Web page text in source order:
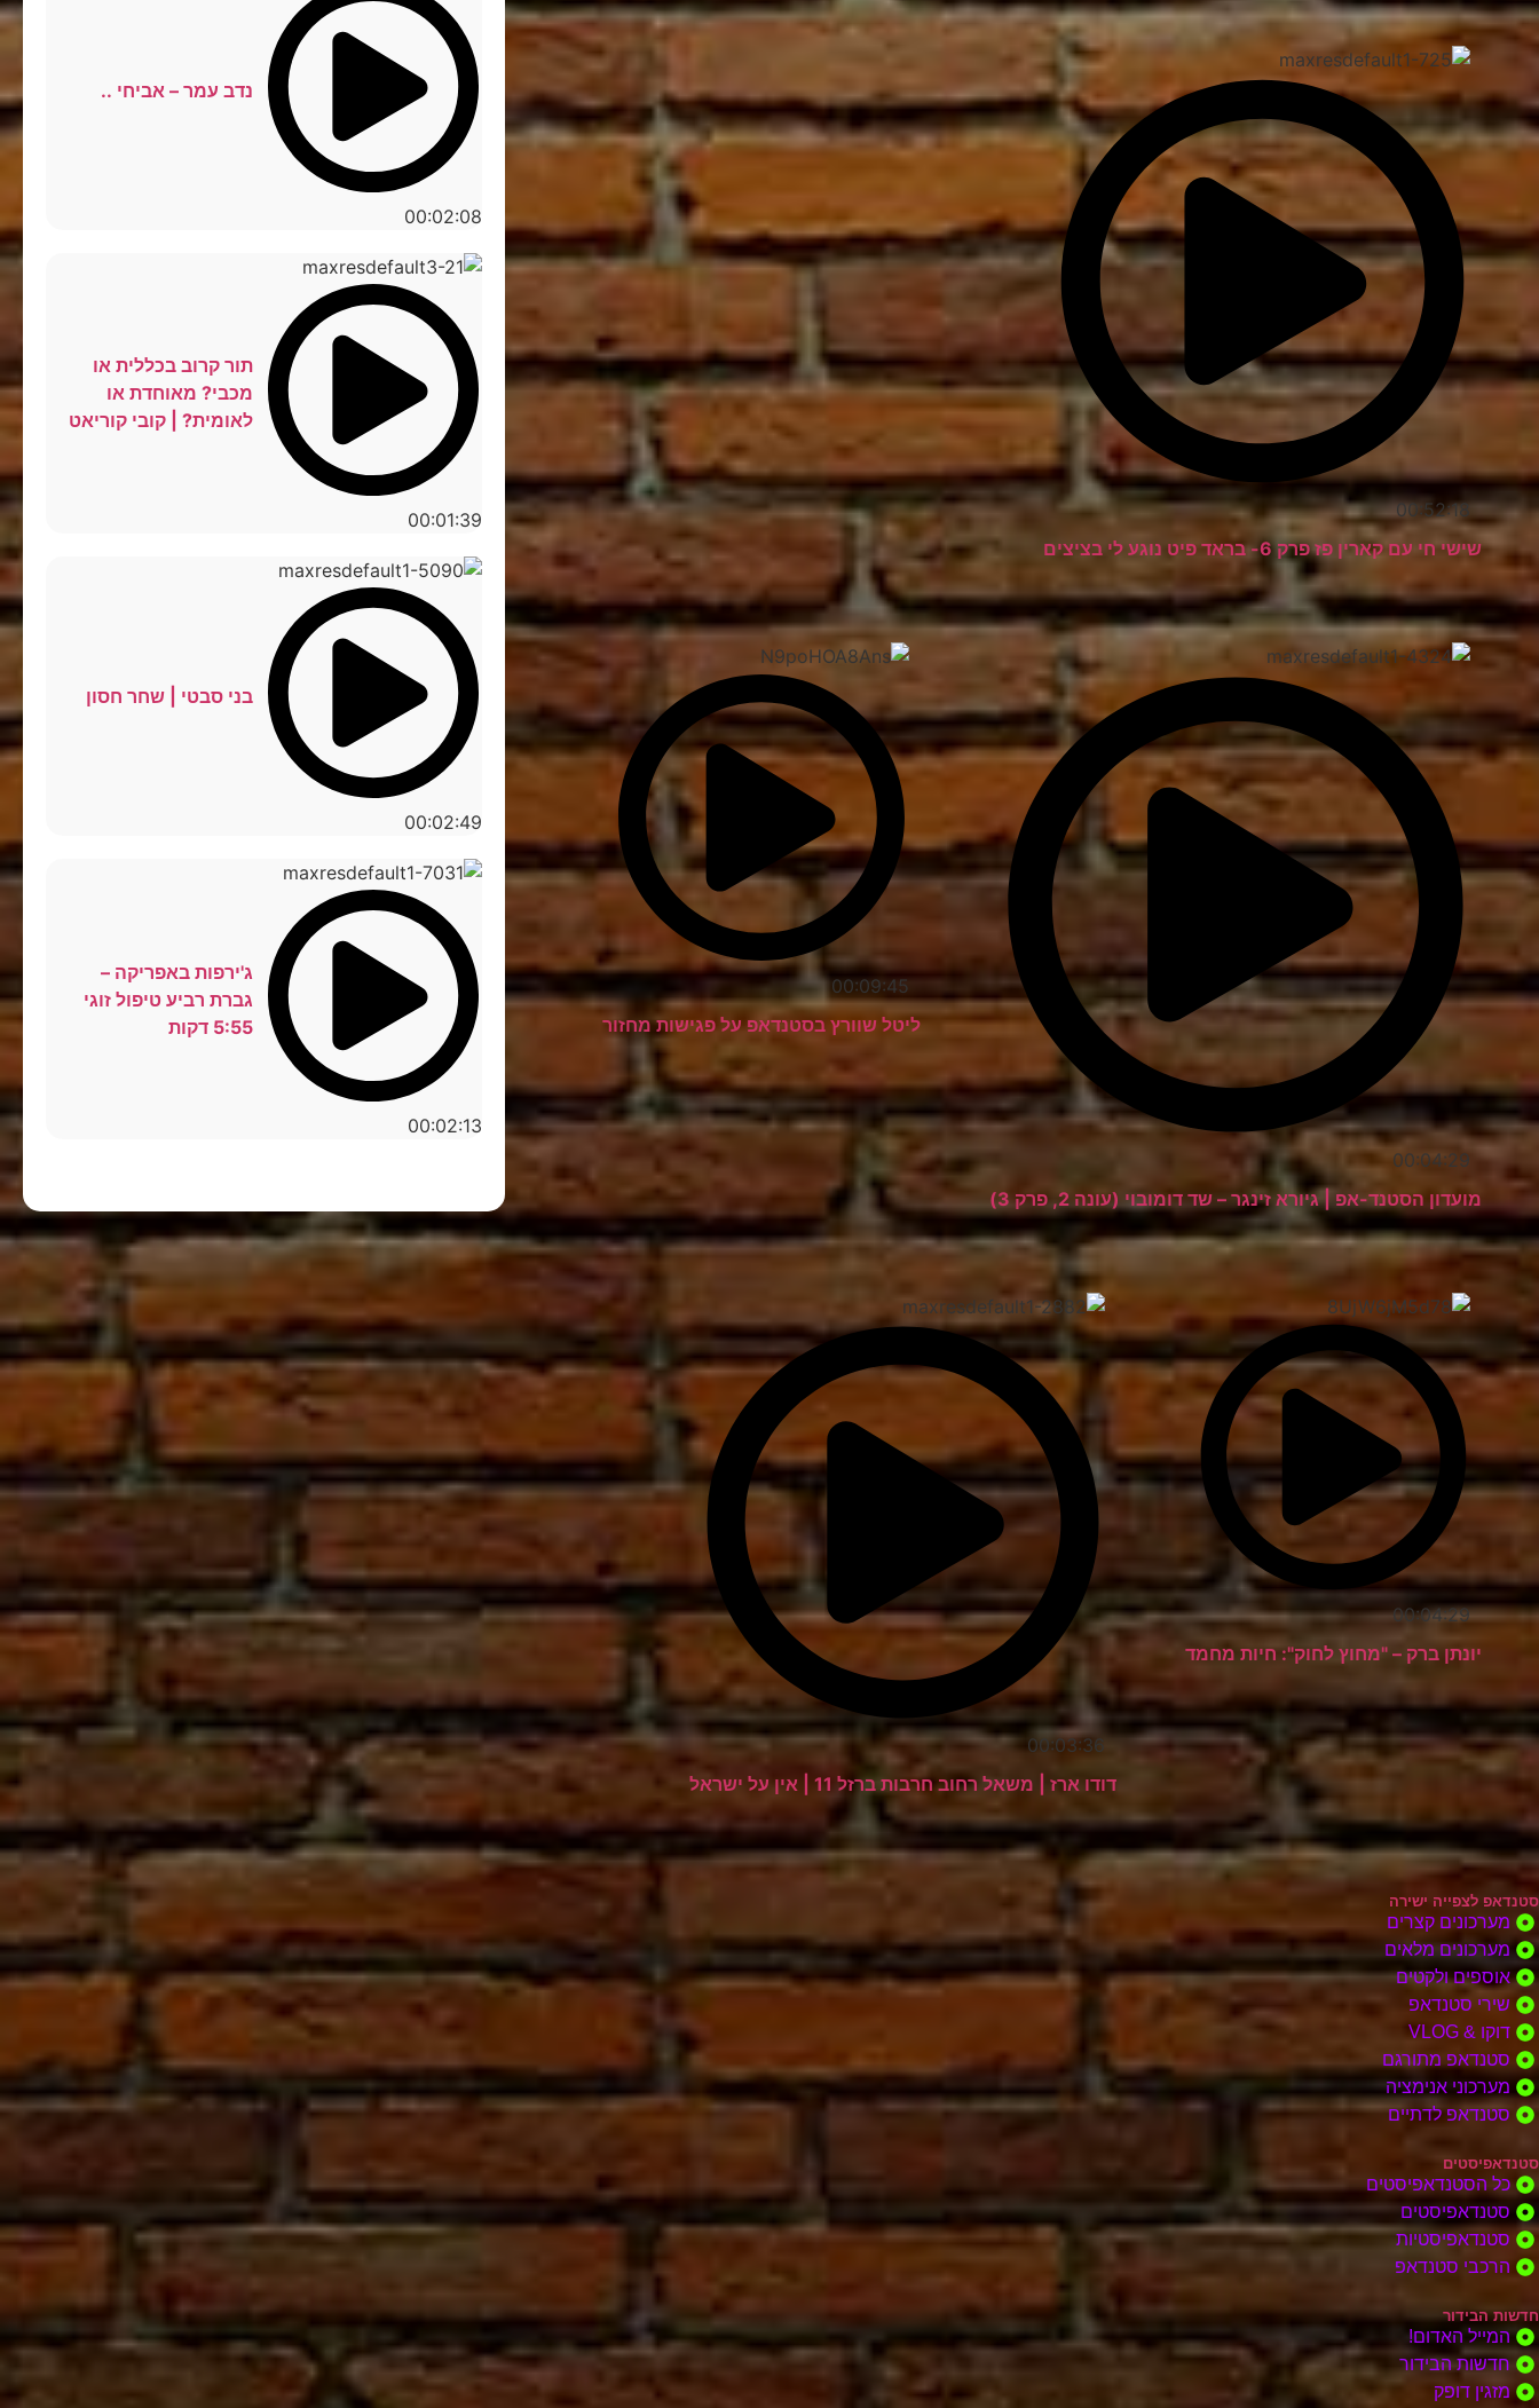
00:52:18
שישי חי עם קארין פז פרק 6- בראד פיט נוגע לי בציצים
00:04:29
מועדון הסטנד-אפ | גיורא זינגר – שד דומובוי (עונה 2, פרק 3)
00:09:45
ליטל שוורץ בסטנדאפ על פגישות מחזור
00:04:29
יונתן ברק – "מחוץ לחוק": חיות מחמד
00:03:36
דודו ארז | משאל רחוב חרבות ברזל 11 | אין על ישראל
00:02:08
נדב עמר – אביחי ..
00:01:39
תור קרוב בכללית או
מכבי? מאוחדת או
לאומית? | קובי קוריאט
00:02:49
בני סבטי | שחר חסון
00:02:13
ג'ירפות באפריקה –
גברת רביע טיפול זוגי
5:55 דקות
סטנדאפ לצפייה ישירה
מערכונים קצרים
מערכונים מלאים
אוספים ולקטים
שירי סטנדאפ
דוקו & VLOG
סטנדאפ מתורגם
מערכוני אנימציה
סטנדאפ לדתיים
סטנדאפיסטים
כל הסטנדאפיסטים
סטנדאפיסטים
סטנדאפיסטיות
הרכבי סטנדאפ
חדשות הבידור
המייל האדום!
חדשות הבידור
מזגין דופק